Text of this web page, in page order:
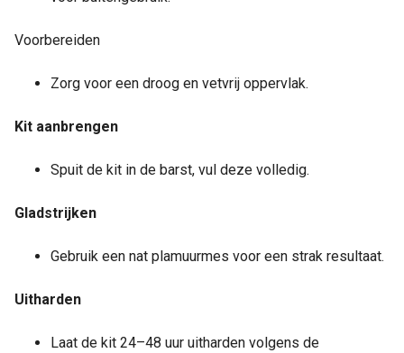
Voorbereiden
Zorg voor een droog en vetvrij oppervlak.
Kit aanbrengen
Spuit de kit in de barst, vul deze volledig.
Gladstrijken
Gebruik een nat plamuurmes voor een strak resultaat.
Uitharden
Laat de kit 24–48 uur uitharden volgens de